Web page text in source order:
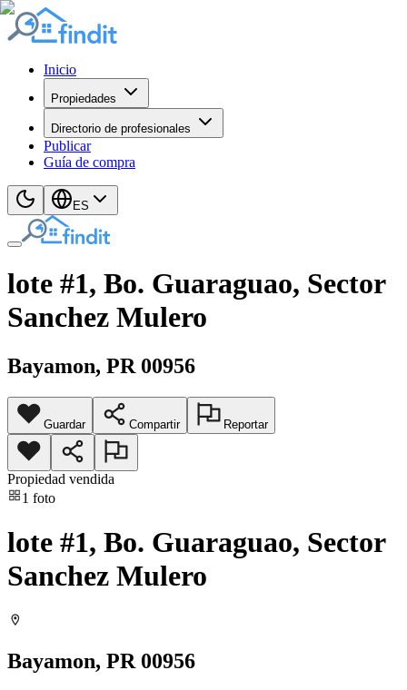
Inicio
Propiedades
Directorio de profesionales
Publicar
Guía de compra
ES
lote #1, Bo. Guaraguao, Sector
Sanchez Mulero
Bayamon, PR 00956
Guardar Compartir Reportar
Propiedad vendida
1 foto
lote #1, Bo. Guaraguao, Sector
Sanchez Mulero
Bayamon, PR 00956